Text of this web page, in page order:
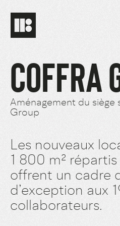
COFFRA
Aménagement du siège
Group
Les nouveaux
1 800 m²
offrent un cadre
d’exception aux
collaborateurs.